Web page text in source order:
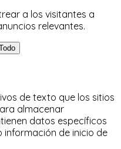
a los visitantes a
relevantes.
de texto que los sitios
almacenar
datos específicos
información de inicio de